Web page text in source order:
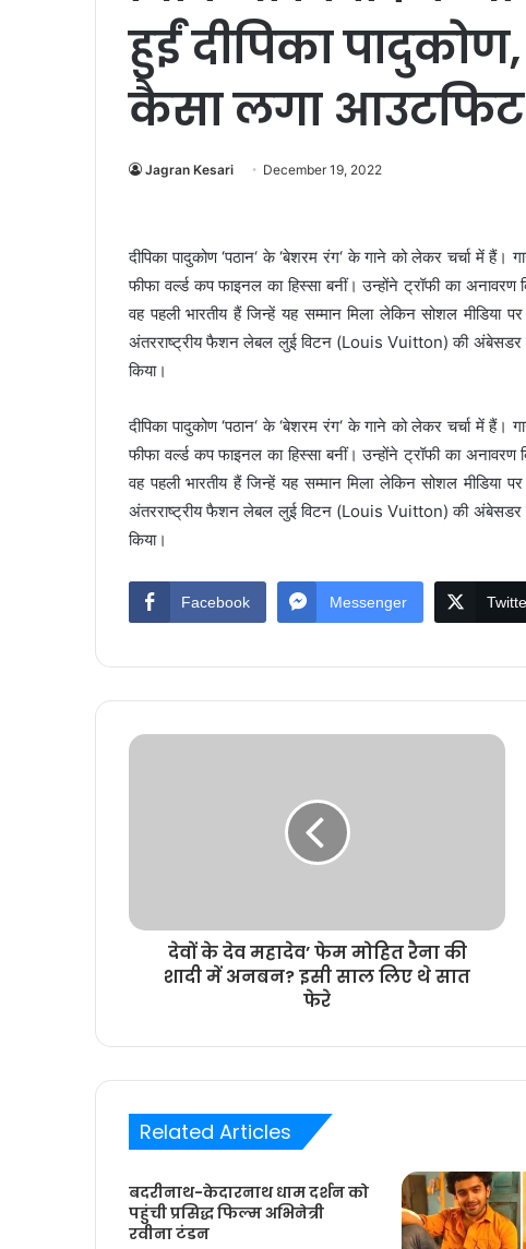
हुईं दीपिका
कैसा लगा आउटफिट
Jagran Kesari December 19, 2022
दीपिका पादुकोण ‘पठान‘ के ‘बेशरम रंग‘ के गाने को लेकर चर्चा में हैं।
फीफा वर्ल्ड कप फाइनल का हिस्सा बनीं। उन्होंने ट्रॉफी का
वह पहली भारतीय हैं जिन्हें यह सम्मान मिला लेकिन सोशल
अंतरराष्ट्रीय फैशन लेबल लुई विटन (Louis Vuitton) की अंबेसडर
किया।
दीपिका पादुकोण ‘पठान‘ के ‘बेशरम रंग‘ के गाने को लेकर चर्चा में हैं।
फीफा वर्ल्ड कप फाइनल का हिस्सा बनीं। उन्होंने ट्रॉफी का
वह पहली भारतीय हैं जिन्हें यह सम्मान मिला लेकिन सोशल
अंतरराष्ट्रीय फैशन लेबल लुई विटन (Louis Vuitton) की अंबेसडर
किया।
Facebook Messenger
देवों के देव महादेव’ फेम मोहित रैना की
शादी में अनबन? इसी साल लिए थे सात
फेरे
Related Articles
बदरीनाथ-केदारनाथ धाम दर्शन को
पहुंची प्रसिद्ध फिल्म अभिनेत्री
रवीना टंडन